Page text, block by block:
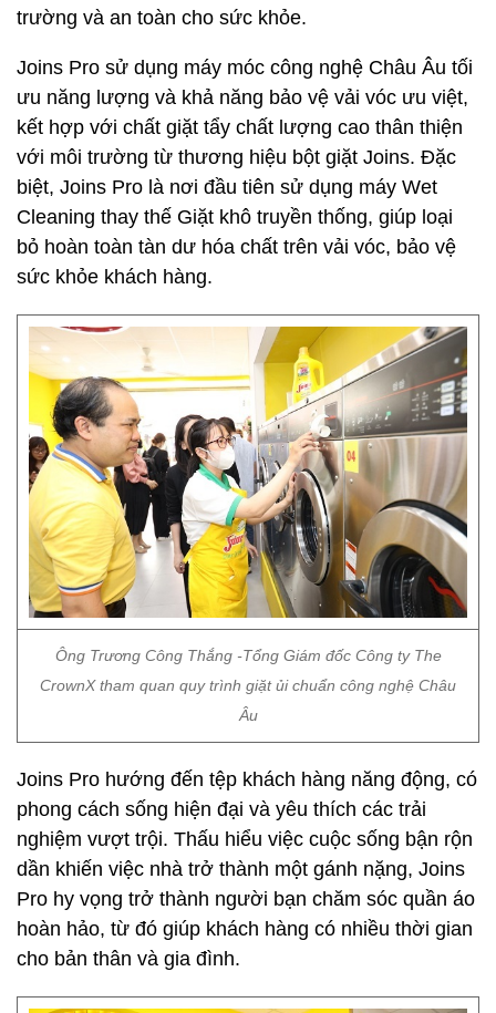
trường và an toàn cho sức khỏe.
Joins Pro sử dụng máy móc công nghệ Châu Âu tối
ưu năng lượng và khả năng bảo vệ vải vóc ưu việt,
kết hợp với chất giặt tẩy chất lượng cao thân thiện
với môi trường từ thương hiệu bột giặt Joins. Đặc
biệt, Joins Pro là nơi đầu tiên sử dụng máy Wet
Cleaning thay thế Giặt khô truyền thống, giúp loại
bỏ hoàn toàn tàn dư hóa chất trên vải vóc, bảo vệ
sức khỏe khách hàng.
Ông Trương Công Thắng -Tổng Giám đốc Công ty The
CrownX tham quan quy trình giặt ủi chuẩn công nghệ Châu
Âu
Joins Pro hướng đến tệp khách hàng năng động, có
phong cách sống hiện đại và yêu thích các trải
nghiệm vượt trội. Thấu hiểu việc cuộc sống bận rộn
dần khiến việc nhà trở thành một gánh nặng, Joins
Pro hy vọng trở thành người bạn chăm sóc quần áo
hoàn hảo, từ đó giúp khách hàng có nhiều thời gian
cho bản thân và gia đình.